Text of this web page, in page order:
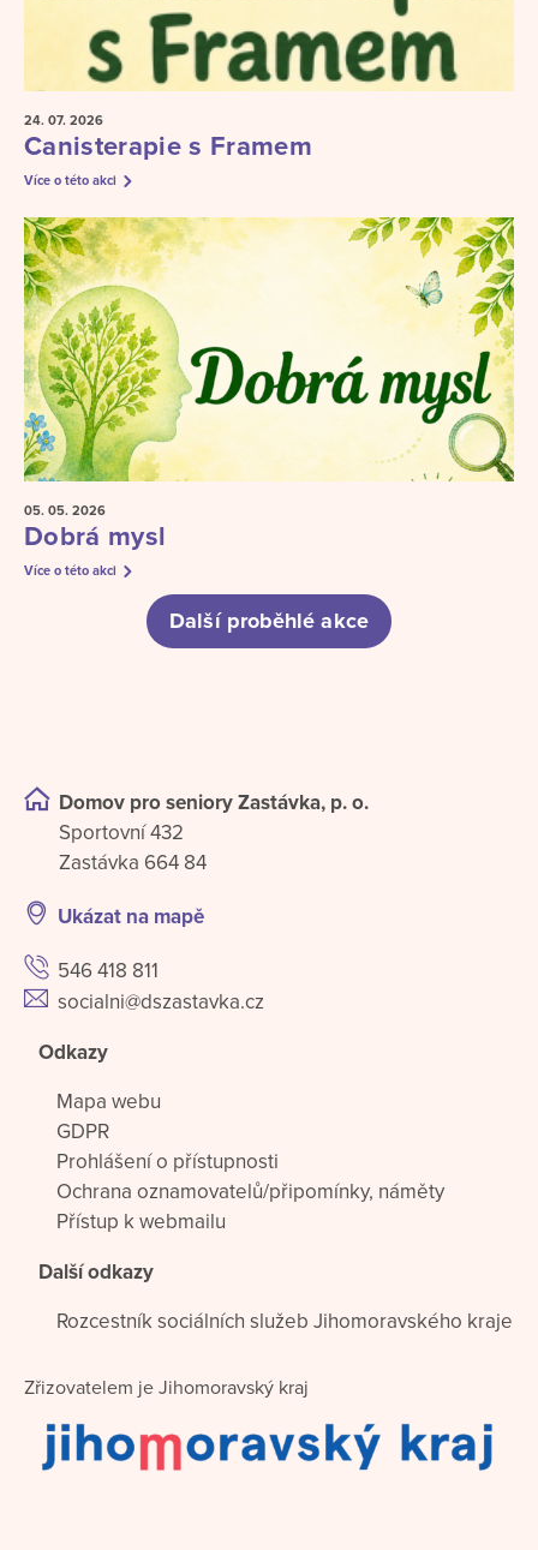
24. 07. 2026
Canisterapie s Framem
Více o této akci
05. 05. 2026
Dobrá mysl
Více o této akci
Další proběhlé akce
Domov pro seniory Zastávka, p. o.
Sportovní 432
Zastávka 664 84
Ukázat na mapě
546 418 811
socialni@dszastavka.cz
Odkazy
Mapa webu
GDPR
Prohlášení o přístupnosti
Ochrana oznamovatelů/připomínky, náměty
Přístup k webmailu
Další odkazy
Rozcestník sociálních služeb Jihomoravského kraje
Zřizovatelem je Jihomoravský kraj